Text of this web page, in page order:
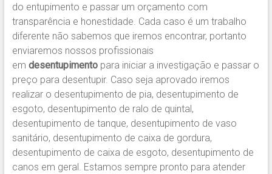
do entupimento e passar um orçamento com
transparência e honestidade. Cada caso é um trabalho
diferente não sabemos que iremos encontrar, portanto
enviaremos nossos profissionais
em desentupimentopara iniciar a investigação e passar o
preço para desentupir. Caso seja aprovado iremos
realizar o desentupimento de pia, desentupimento de
esgoto, desentupimento de ralo de quintal,
desentupimento de tanque, desentupimento de vaso
sanitário, desentupimento de caixa de gordura,
desentupimento de caixa de esgoto, desentupimento de
canos em geral. Estamos sempre pronto para atender